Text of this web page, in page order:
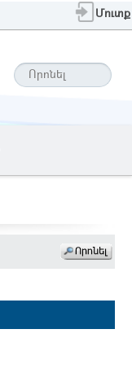
Մուտք